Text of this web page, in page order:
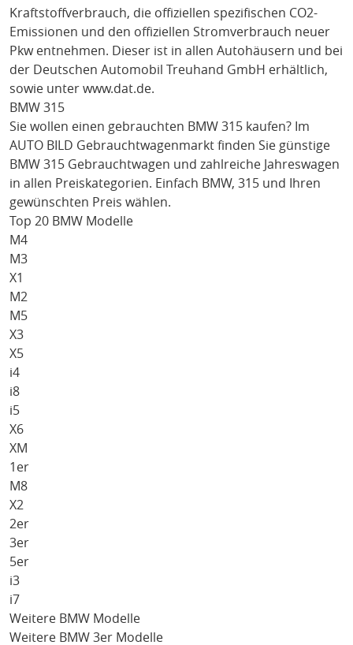
Kraftstoffverbrauch, die offiziellen spezifischen CO2-
Emissionen und den offiziellen Stromverbrauch neuer
Pkw entnehmen. Dieser ist in allen Autohäusern und bei
der Deutschen Automobil Treuhand GmbH erhältlich,
sowie unter www.dat.de.
BMW 315
Sie wollen einen gebrauchten BMW 315 kaufen? Im
AUTO BILD Gebrauchtwagenmarkt finden Sie günstige
BMW 315 Gebrauchtwagen und zahlreiche Jahreswagen
in allen Preiskategorien. Einfach BMW, 315 und Ihren
gewünschten Preis wählen.
Top 20 BMW Modelle
M4
M3
X1
M2
M5
X3
X5
i4
i8
i5
X6
XM
1er
M8
X2
2er
3er
5er
i3
i7
Weitere BMW Modelle
Weitere BMW 3er Modelle